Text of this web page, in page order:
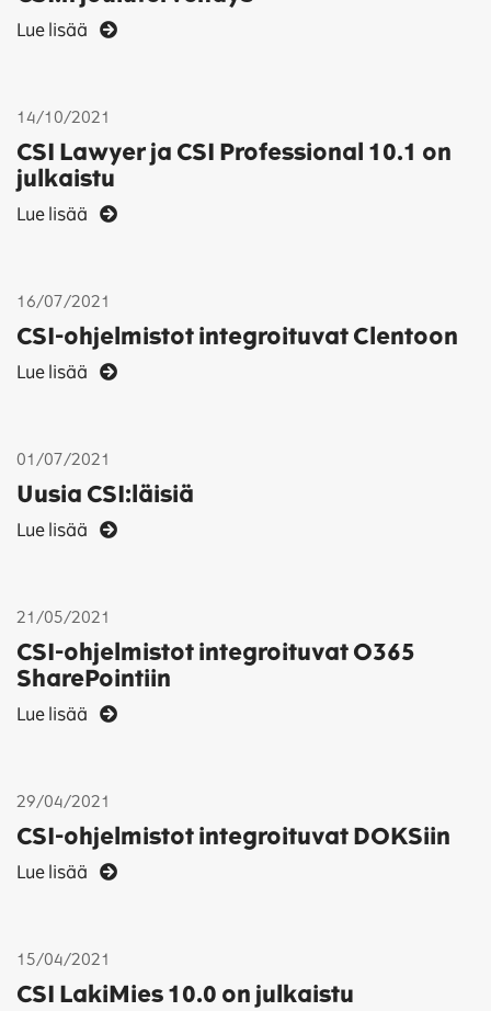
Lue lisää
14/10/2021
CSI Lawyer ja CSI Professional 10.1 on
julkaistu
Lue lisää
16/07/2021
CSI-ohjelmistot integroituvat Clentoon
Lue lisää
01/07/2021
Uusia CSI:läisiä
Lue lisää
21/05/2021
CSI-ohjelmistot integroituvat O365
SharePointiin
Lue lisää
29/04/2021
CSI-ohjelmistot integroituvat DOKSiin
Lue lisää
15/04/2021
CSI LakiMies 10.0 on julkaistu